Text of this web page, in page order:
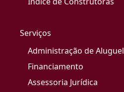
Serviços
Administração de Aluguel
Financiamento
Assessoria Jurídica